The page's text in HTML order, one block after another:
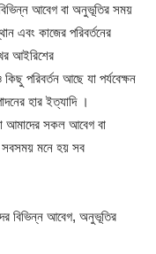
আবেগ বা অনুভূতির সময়
এবং কাজের পরিবর্তনের
আইরিশের
পরিবর্তন আছে যা পর্যবেক্ষন
হার ইত্যাদি ।
আমাদের সকল আবেগ বা
সবসময় মনে হয় সব
বিভিন্ন আবেগ, অনুভূতির